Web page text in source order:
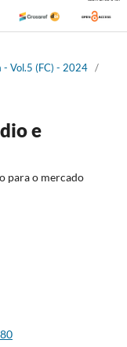
- Vol.5 (FC) - 2024 /
e
para o mercado